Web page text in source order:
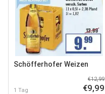
Schöfferhofer Weizen
1 Tag
€12,99
€9,99